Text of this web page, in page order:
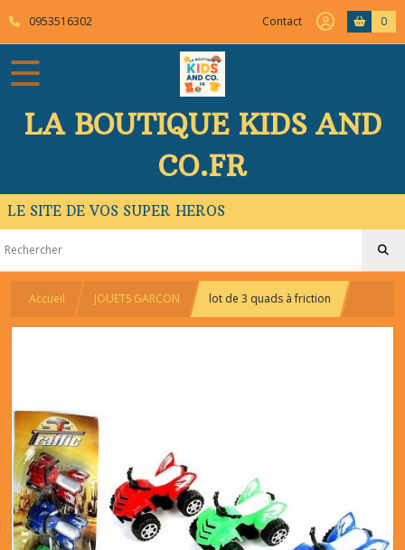
0953516302 Contact 0
LA BOUTIQUE KIDS AND
CO.FR
LE SITE DE VOS SUPER HEROS
Accueil JOUETS GARCON lot de 3 quads à friction